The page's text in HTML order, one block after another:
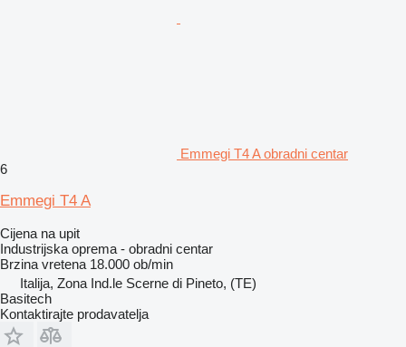
Emmegi T4 A obradni centar
6
Emmegi T4 A
Cijena na upit
Industrijska oprema - obradni centar
Brzina vretena 18.000 ob/min
Italija, Zona Ind.le Scerne di Pineto, (TE)
Basitech
Kontaktirajte prodavatelja